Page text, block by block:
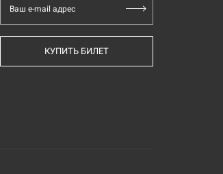
Ваш e-mail адрес
КУПИТЬ БИЛЕТ